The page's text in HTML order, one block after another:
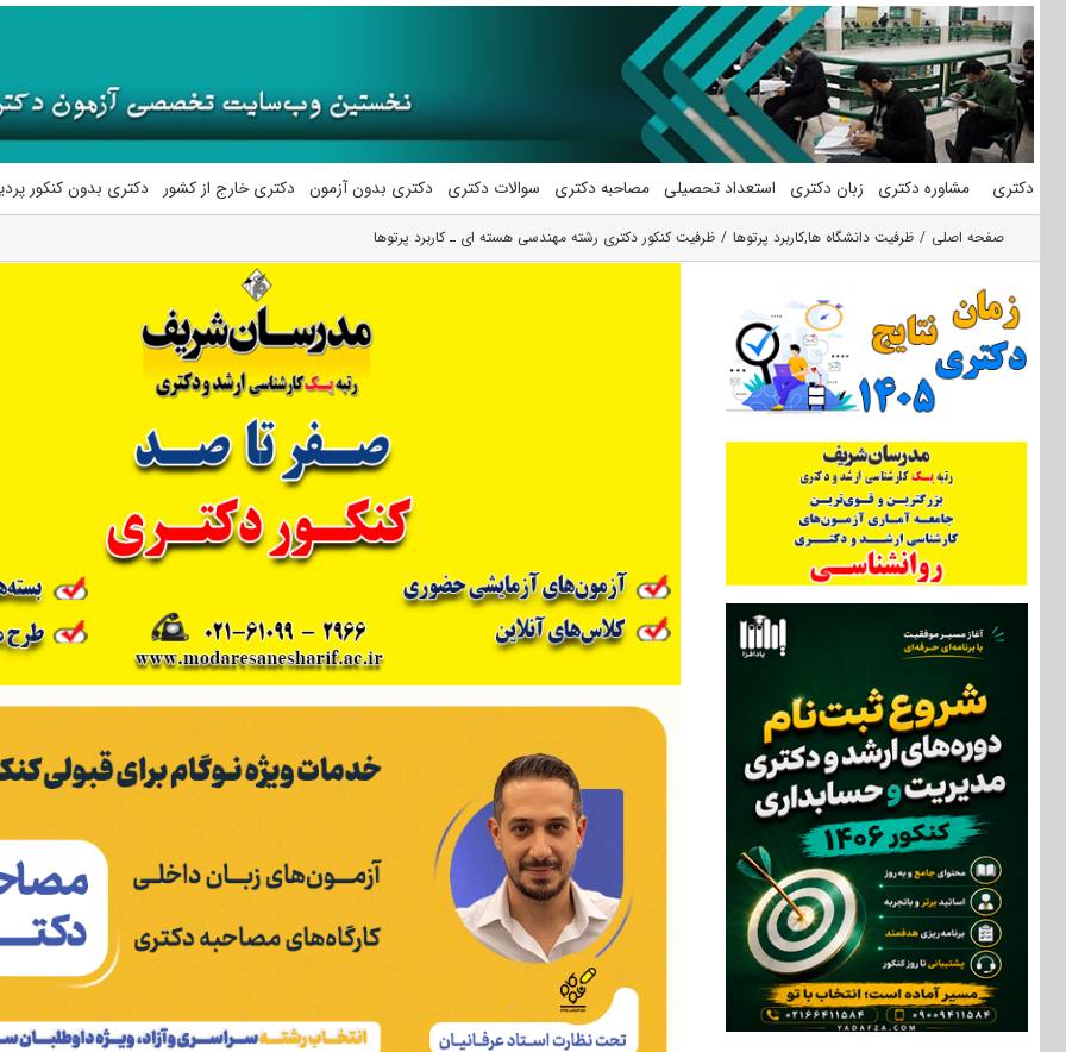
محتوا
دکتری مشاوره دکتری زبان دکتری استعداد تحصیلی مصاحبه دکتری سوالات دکتری دکتری بدون آزمون دکتری خارج از کشور دکتری بدون کنکور
صفحه اصلی ظرفیت دانشگاه ها,کاربرد پرتوها ظرفیت کنکور دکتری رشته مهندسی هسته ای ـ ﻛﺎرﺑﺮد ﭘﺮﺗﻮﻫﺎ